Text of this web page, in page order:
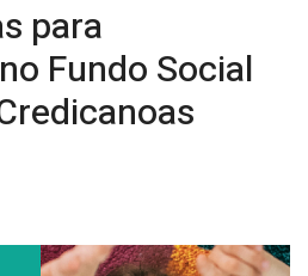
para
Fundo Social